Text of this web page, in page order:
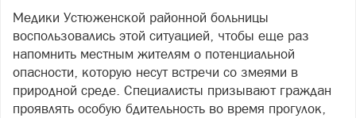
Медики Устюженской районной больницы
воспользовались этой ситуацией, чтобы еще раз
напомнить местным жителям о потенциальной
опасности, которую несут встречи со змеями в
природной среде. Специалисты призывают граждан
проявлять особую бдительность во время прогулок,